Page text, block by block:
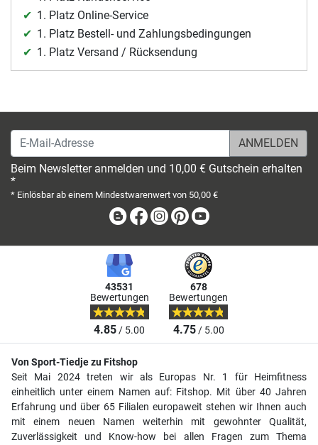
1. Platz Online-Service
1. Platz Bestell- und Zahlungsbedingungen
1. Platz Versand / Rücksendung
E-Mail-Adresse
Beim Newsletter anmelden und 10,00 € Gutschein erhalten
*
* Einlösbar ab einem Mindestwarenwert von 50,00 €
BlogFacebook
Instagram
Pinterest
43531
Bewertungen
4.85/ 5.00
678
Bewertungen
4.75/ 5.00
Von Sport-Tiedje zu Fitshop
Seit Mai 2024 treten wir als Europas Nr. 1 für Heimfitness
einheitlich unter einem Namen auf: Fitshop. Mit über 40 Jahren
Erfahrung und über 65 Filialen europaweit stehen wir Ihnen auch
mit einem neuen Namen weiterhin mit gewohnter Qualität,
Zuverlässigkeit und Know-how bei allen Fragen zum Thema